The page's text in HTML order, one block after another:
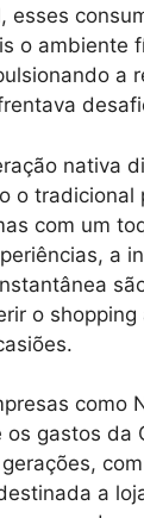
esses
o ambiente
a
nativa
o tradicional
com um
a
o
como
os gastos da
a